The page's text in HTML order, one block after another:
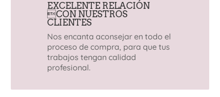
EXCELENTE RELACIÓN
CON NUESTROS
CLIENTES
Nos encanta aconsejar en todo el
proceso de compra, para que tus
trabajos tengan calidad
profesional.